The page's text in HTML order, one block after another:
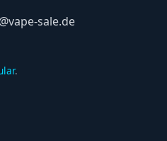
sale.de
.